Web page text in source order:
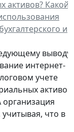
активов? Какой
и
выводу:
интернет-
учете
активов.
что в